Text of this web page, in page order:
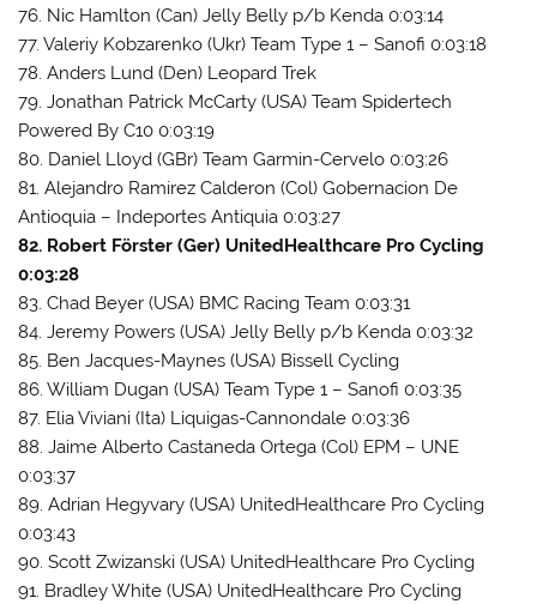
76. Nic Hamlton (Can) Jelly Belly p/b Kenda 0:03:14
77. Valeriy Kobzarenko (Ukr) Team Type 1 – Sanofi 0:03:18
78. Anders Lund (Den) Leopard Trek
79. Jonathan Patrick McCarty (USA) Team Spidertech
Powered By C10 0:03:19
80. Daniel Lloyd (GBr) Team Garmin-Cervelo 0:03:26
81. Alejandro Ramirez Calderon (Col) Gobernacion De
Antioquia – Indeportes Antiquia 0:03:27
82. Robert Förster (Ger) UnitedHealthcare Pro Cycling
0:03:28
83. Chad Beyer (USA) BMC Racing Team 0:03:31
84. Jeremy Powers (USA) Jelly Belly p/b Kenda 0:03:32
85. Ben Jacques-Maynes (USA) Bissell Cycling
86. William Dugan (USA) Team Type 1 – Sanofi 0:03:35
87. Elia Viviani (Ita) Liquigas-Cannondale 0:03:36
88. Jaime Alberto Castaneda Ortega (Col) EPM – UNE
0:03:37
89. Adrian Hegyvary (USA) UnitedHealthcare Pro Cycling
0:03:43
90. Scott Zwizanski (USA) UnitedHealthcare Pro Cycling
91. Bradley White (USA) UnitedHealthcare Pro Cycling